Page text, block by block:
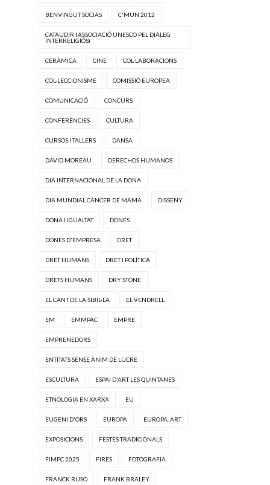
BENVINGUT SOCIAS C'MUN 2012
CATAUDIR (ASSOCIACIÓ UNESCO PEL DIÀLEG
INTERRELIGIÓS)
CERÀMICA CINE COL·LABORACIONS
COL·LECCIONISME COMISSIÓ EUROPEA
COMUNICACIÓ CONCURS
CONFERÈNCIES CULTURA
CURSOS I TALLERS DANSA
DAVID MOREAU DERECHOS HUMANOS
DIA INTERNACIONAL DE LA DONA
DIA MUNDIAL CÀNCER DE MAMA DISSENY
DONA I IGUALTAT DONES
DONES D'EMPRESA DRET
DRET HUMANS DRET I POLÍTICA
DRETS HUMANS DRY STONE
EL CANT DE LA SIBIL·LA EL VENDRELL
EM EMMPAC EMPRE
EMPRENEDORS
ENTITATS SENSE ÀNIM DE LUCRE
ESCULTURA ESPAI D'ART LES QUINTANES
ETNOLOGIA EN XARXA EU
EUGENI D'ORS EUROPA EUROPA. ART.
EXPOSICIONS FESTES TRADICIONALS
FIMPC 2025 FIRES FOTOGRAFIA
FRANCK RUSO FRANK BRALEY